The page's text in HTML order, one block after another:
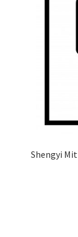
Shengyi